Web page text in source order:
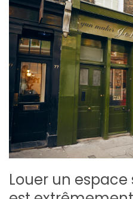
Louer un espace